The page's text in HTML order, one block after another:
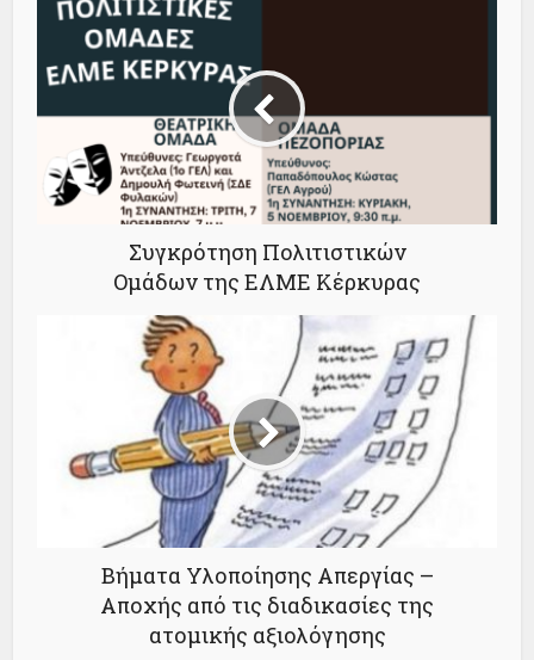
Συγκρότηση Πολιτιστικών
Ομάδων της ΕΛΜΕ Κέρκυρας
Βήματα Υλοποίησης Απεργίας –
Αποχής από τις διαδικασίες της
ατομικής αξιολόγησης